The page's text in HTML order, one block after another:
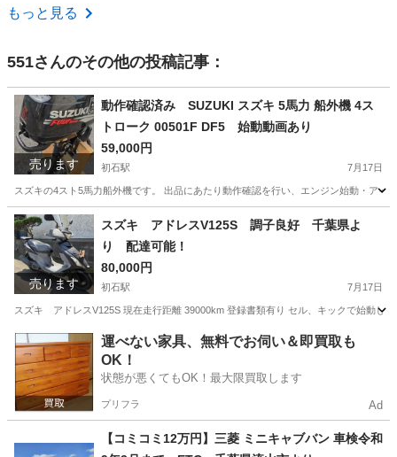
千葉 松戸市
もっと見る
551さんのその他の投稿記事：
売ります
動作確認済み SUZUKI スズキ 5馬力 船外機 4ス
トローク 00501F DF5 始動動画あり
59,000円
初石駅 7月17日
スズキの4スト5馬力船外機です。 出品にあたり動作確認を行い、エンジン始動・ア
千葉 流山市 初石駅 マリンスポーツ
売ります
スズキ アドレスV125S 調子良好 千葉県よ
り 配達可能！
80,000円
初石駅 7月17日
スズキ アドレスV125S 現在走行距離 39000km 登録書類有り セル、キックで始動し
千葉 流山市 初石駅 スズキ アドレス
運べない家具、無料でお伺い＆即買取も
OK！
状態が悪くてもOK！最大限買取します
プリフラ Ad
【コミコミ12万円】三菱 ミニキャブバン 車検令和